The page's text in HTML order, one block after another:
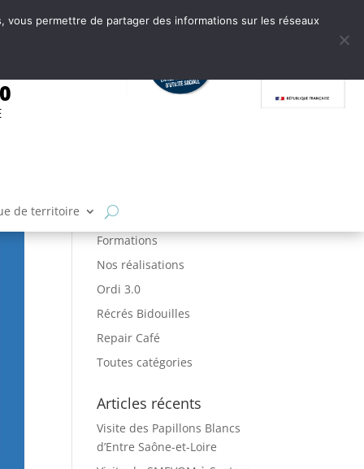
de territoire
Fabrique de Territoire
Formations
Nos réalisations
Ordi 3.0
Récrés Bidouilles
Repair Café
Toutes catégories
Articles récents
Visite des Papillons Blancs
d’Entre Saône-et-Loire
permettre de partager des informations sur les réseaux